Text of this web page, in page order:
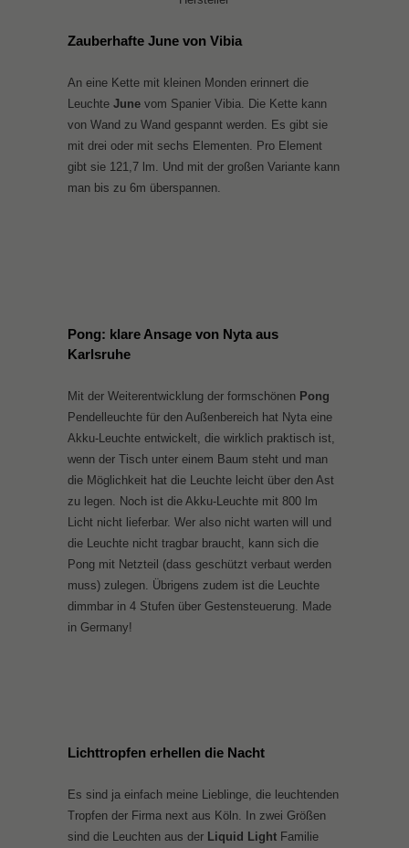
Zauberhafte June von Vibia
An eine Kette mit kleinen Monden erinnert die
Leuchte June vom Spanier Vibia. Die Kette kann
von Wand zu Wand gespannt werden. Es gibt sie
mit drei oder mit sechs Elementen. Pro Element
gibt sie 121,7 lm. Und mit der großen Variante kann
man bis zu 6m überspannen.
Pong: klare Ansage von Nyta aus
Karlsruhe
Mit der Weiterentwicklung der formschönen Pong
Pendelleuchte für den Außenbereich hat Nyta eine
Akku-Leuchte entwickelt, die wirklich praktisch ist,
wenn der Tisch unter einem Baum steht und man
die Möglichkeit hat die Leuchte leicht über den Ast
zu legen. Noch ist die Akku-Leuchte mit 800 lm
Licht nicht lieferbar. Wer also nicht warten will und
die Leuchte nicht tragbar braucht, kann sich die
Pong mit Netzteil (dass geschützt verbaut werden
muss) zulegen. Übrigens zudem ist die Leuchte
dimmbar in 4 Stufen über Gestensteuerung. Made
in Germany!
Lichttropfen erhellen die Nacht
Es sind ja einfach meine Lieblinge, die leuchtenden
Tropfen der Firma next aus Köln. In zwei Größen
sind die Leuchten aus der Liquid Light Familie